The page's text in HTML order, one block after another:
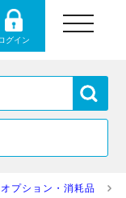
グイン
toggle
navigation
オプション・消耗品